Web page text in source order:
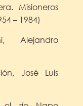
Misioneros
– 1984)
Alejandro
José Luis